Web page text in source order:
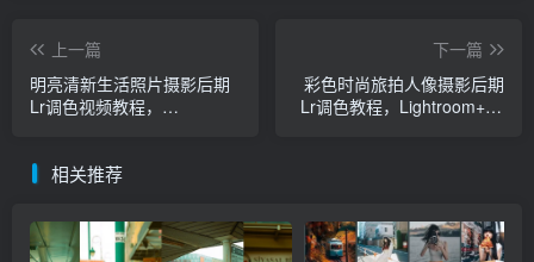
上一篇
明亮清新生活照片摄影后期
Lr调色视频教程，
下一篇
彩色时尚旅拍人像摄影后期
Lr调色教程，Lightroom+Ps
相关推荐